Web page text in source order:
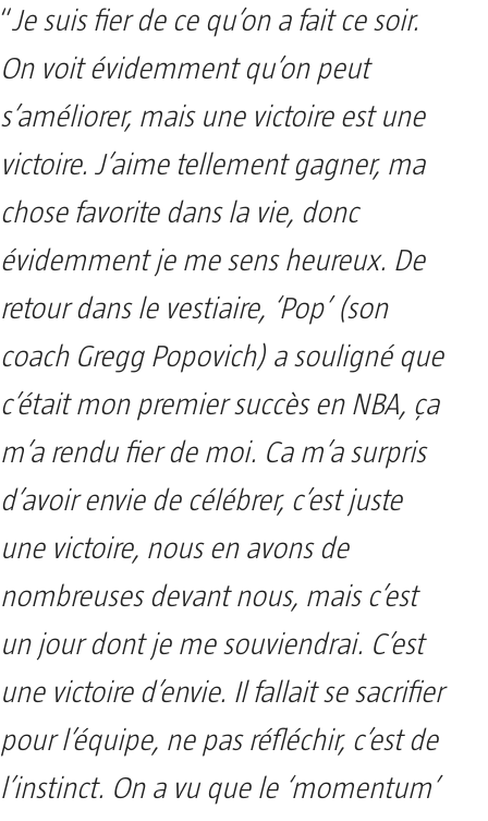
“Je suis fier de ce qu’on a fait ce soir.
On voit évidemment qu’on peut
s’améliorer, mais une victoire est une
victoire. J’aime tellement gagner, ma
chose favorite dans la vie, donc
évidemment je me sens heureux. De
retour dans le vestiaire, ‘Pop’ (son
coach Gregg Popovich) a souligné que
c’était mon premier succès en NBA, ça
m’a rendu fier de moi. Ca m’a surpris
d’avoir envie de célébrer, c’est juste
une victoire, nous en avons de
nombreuses devant nous, mais c’est
un jour dont je me souviendrai. C’est
une victoire d’envie. Il fallait se sacrifier
pour l’équipe, ne pas réfléchir, c’est de
l’instinct. On a vu que le ‘momentum’